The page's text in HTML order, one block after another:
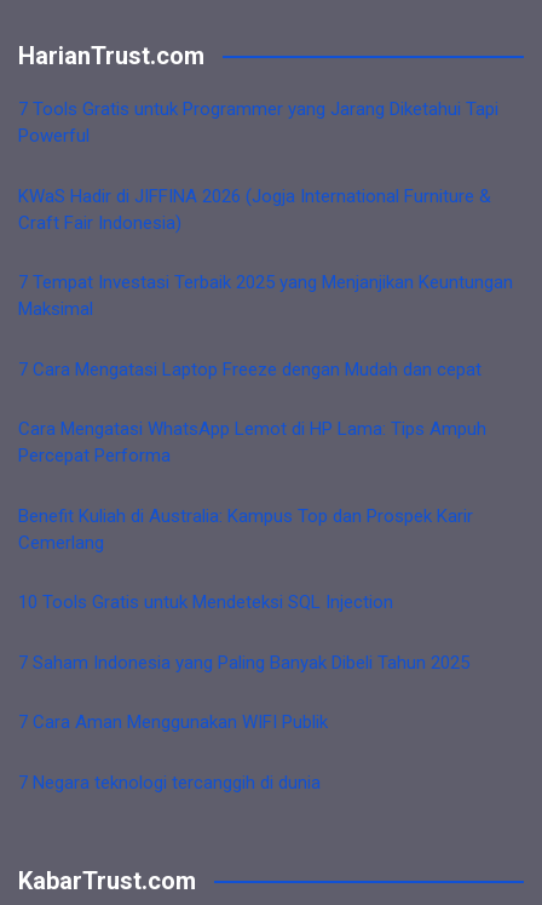
HarianTrust.com
7 Tools Gratis untuk Programmer yang Jarang Diketahui Tapi
Powerful
KWaS Hadir di JIFFINA 2026 (Jogja International Furniture &
Craft Fair Indonesia)
7 Tempat Investasi Terbaik 2025 yang Menjanjikan Keuntungan
Maksimal
7 Cara Mengatasi Laptop Freeze dengan Mudah dan cepat
Cara Mengatasi WhatsApp Lemot di HP Lama: Tips Ampuh
Percepat Performa
Benefit Kuliah di Australia: Kampus Top dan Prospek Karir
Cemerlang
10 Tools Gratis untuk Mendeteksi SQL Injection
7 Saham Indonesia yang Paling Banyak Dibeli Tahun 2025
7 Cara Aman Menggunakan WIFI Publik
7 Negara teknologi tercanggih di dunia
KabarTrust.com